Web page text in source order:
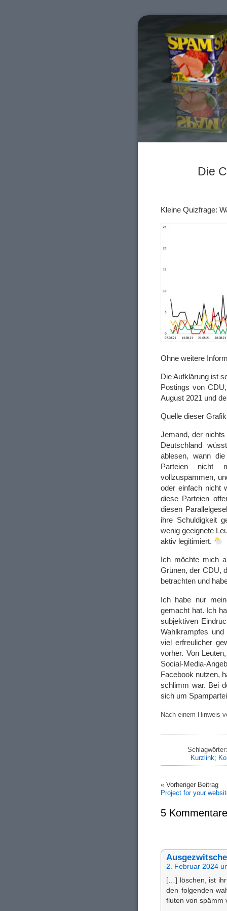
Die
Kleine Quizfrage:
Ohne weitere
Die Aufklärung ist
Postings von
August 2021 und
Quelle dieser
Jemand, der
Deutschland
ablesen, wann
Parteien nicht
vollzuspammen,
oder einfach nicht
diese Parteien
diesen
ihre Schuldigkeit
wenig geeignete
aktiv legitimiert.
Ich möchte mich
Grünen, der CDU,
betrachten und
Ich habe nur
gemacht hat. Ich
subjektiven
Wahlkrampfes
viel erfreulicher
vorher. Von
Social-Media-
Facebook nutzen,
schlimm war. Bei
sich um
Nach einem Hinweis
Kurzlink;
« Vorheriger Beitrag
Project for your
5
2. Februar 2024
[…] löschen, ist
den folgenden
fluten von spämm